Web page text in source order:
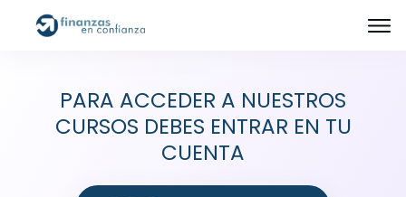
PARA ACCEDER A NUESTROS
CURSOS DEBES ENTRAR EN TU
CUENTA